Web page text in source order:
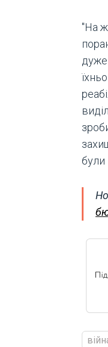
"На
були